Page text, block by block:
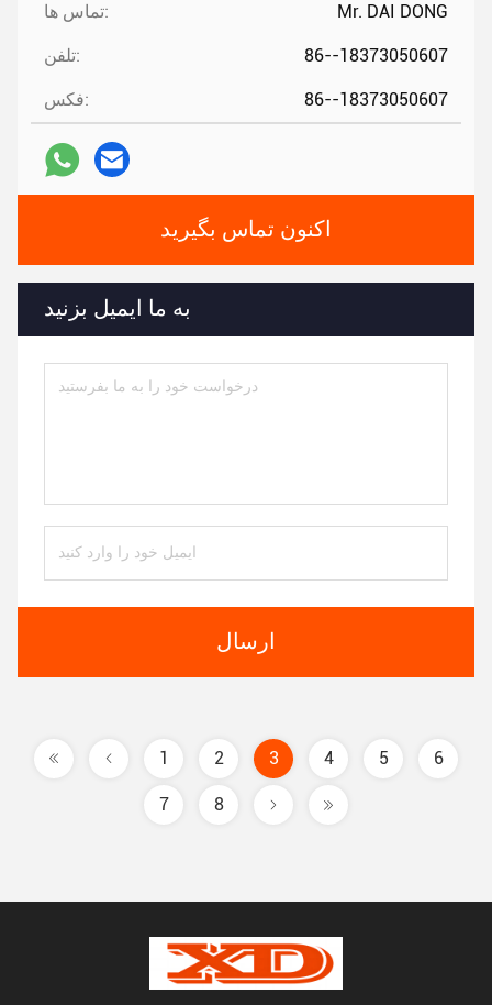
تماس ها: Mr. DAI DONG
تلفن: 86--18373050607
فکس: 86--18373050607
اکنون تماس بگیرید
به ما ایمیل بزنید
ارسال
1 2 3 4 5 6
7 8